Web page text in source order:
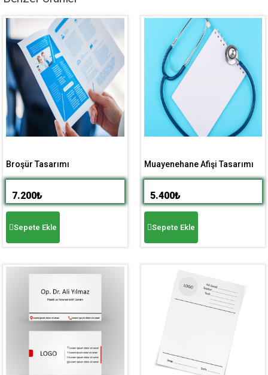
Broşür Tasarımı
7.200₺
Sepete Ekle
Muayenehane Afişi Tasarımı
5.400₺
Sepete Ekle